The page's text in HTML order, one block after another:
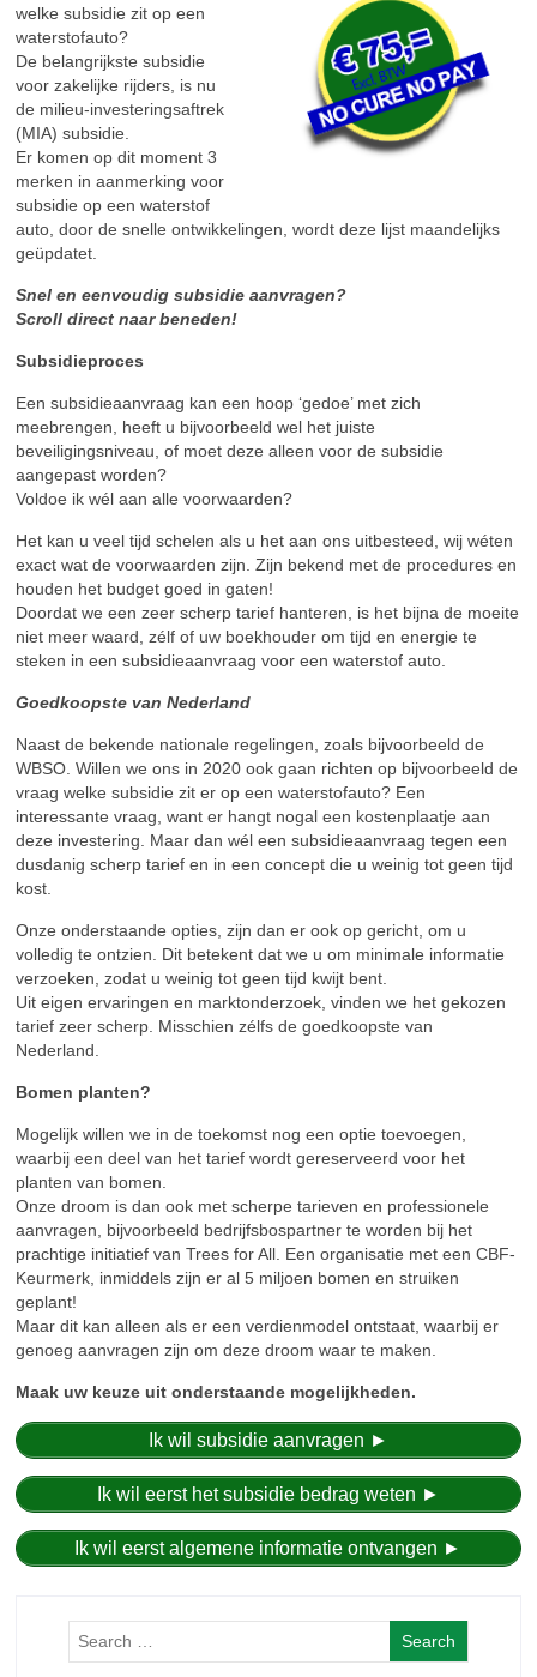
welke subsidie zit op een
waterstofauto?
De belangrijkste subsidie
voor zakelijke rijders, is nu
de milieu-investeringsaftrek
(MIA) subsidie.
Er komen op dit moment 3
merken in aanmerking voor
subsidie op een waterstof
auto, door de snelle ontwikkelingen, wordt deze lijst maandelijks
geüpdatet.
Snel en eenvoudig subsidie aanvragen?
Scroll direct naar beneden!
Subsidieproces
Een subsidieaanvraag kan een hoop ‘gedoe’ met zich
meebrengen, heeft u bijvoorbeeld wel het juiste
beveiligingsniveau, of moet deze alleen voor de subsidie
aangepast worden?
Voldoe ik wél aan alle voorwaarden?
Het kan u veel tijd schelen als u het aan ons uitbesteed, wij wéten
exact wat de voorwaarden zijn. Zijn bekend met de procedures en
houden het budget goed in gaten!
Doordat we een zeer scherp tarief hanteren, is het bijna de moeite
niet meer waard, zélf of uw boekhouder om tijd en energie te
steken in een subsidieaanvraag voor een waterstof auto.
Goedkoopste van Nederland
Naast de bekende nationale regelingen, zoals bijvoorbeeld de
WBSO. Willen we ons in 2020 ook gaan richten op bijvoorbeeld de
vraag welke subsidie zit er op een waterstofauto? Een
interessante vraag, want er hangt nogal een kostenplaatje aan
deze investering. Maar dan wél een subsidieaanvraag tegen een
dusdanig scherp tarief en in een concept die u weinig tot geen tijd
kost.
Onze onderstaande opties, zijn dan er ook op gericht, om u
volledig te ontzien. Dit betekent dat we u om minimale informatie
verzoeken, zodat u weinig tot geen tijd kwijt bent.
Uit eigen ervaringen en marktonderzoek, vinden we het gekozen
tarief zeer scherp. Misschien zélfs de goedkoopste van
Nederland.
Bomen planten?
Mogelijk willen we in de toekomst nog een optie toevoegen,
waarbij een deel van het tarief wordt gereserveerd voor het
planten van bomen.
Onze droom is dan ook met scherpe tarieven en professionele
aanvragen, bijvoorbeeld bedrijfsbospartner te worden bij het
prachtige initiatief van Trees for All. Een organisatie met een CBF-
Keurmerk, inmiddels zijn er al 5 miljoen bomen en struiken
geplant!
Maar dit kan alleen als er een verdienmodel ontstaat, waarbij er
genoeg aanvragen zijn om deze droom waar te maken.
Maak uw keuze uit onderstaande mogelijkheden.
Ik wil subsidie aanvragen ►
Ik wil eerst het subsidie bedrag weten ►
Ik wil eerst algemene informatie ontvangen ►